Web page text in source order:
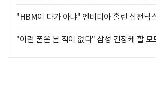
"HBM이 다가 아냐" 엔비디아 홀린 삼전닉
"이런 폰은 본 적이 없다" 삼성 긴장케 할 모